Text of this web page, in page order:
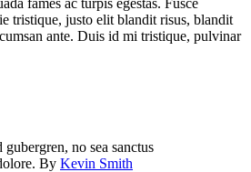
tristique, justo elit blandit risus, blandit
ante. Duis id mi tristique, pulvinar
gubergren, no sea sanctus
By Kevin Smith